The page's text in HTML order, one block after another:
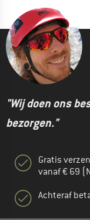
"Wij doen ons
bezorgen."
Gratis
vanaf € 69
Achteraf